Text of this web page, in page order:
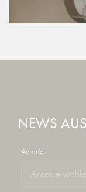
NEWS
Anrede